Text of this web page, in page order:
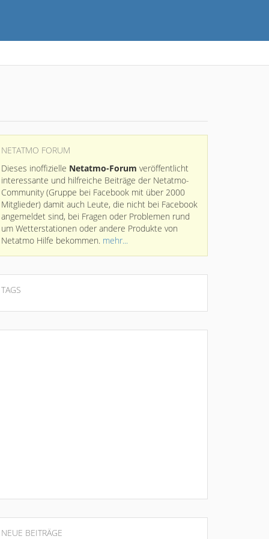
NETATMO FORUM
Dieses inoffizielle Netatmo-Forum veröffentlicht
interessante und hilfreiche Beiträge der Netatmo-
Community (Gruppe bei Facebook mit über 2000
Mitglieder) damit auch Leute, die nicht bei Facebook
angemeldet sind, bei Fragen oder Problemen rund
um Wetterstationen oder andere Produkte von
Netatmo Hilfe bekommen. mehr...
TAGS
NEUE BEITRÄGE